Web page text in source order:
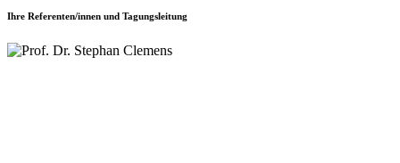
Ihre Referenten/innen und Tagungsleitung